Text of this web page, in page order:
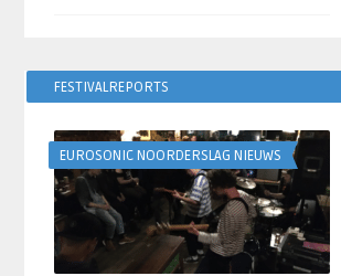
FESTIVALREPORTS
EUROSONIC NOORDERSLAG NIEUWS